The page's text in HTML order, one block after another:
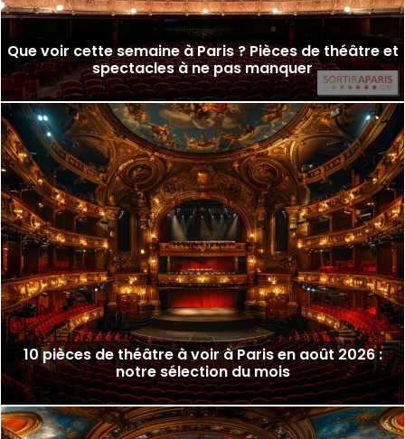
Que voir cette semaine à Paris ? Pièces de théâtre et
spectacles à ne pas manquer
10 pièces de théâtre à voir à Paris en août 2026 :
notre sélection du mois